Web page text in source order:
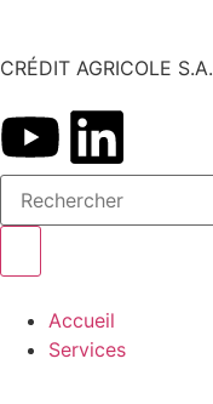
CRÉDIT AGRICOLE S.A.
Accueil
Services